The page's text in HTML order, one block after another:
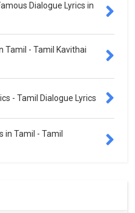
Dialogue Lyrics in
Tamil - Tamil Kavithai
- Tamil Dialogue Lyrics
in Tamil - Tamil